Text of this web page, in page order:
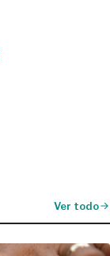
Ver todo